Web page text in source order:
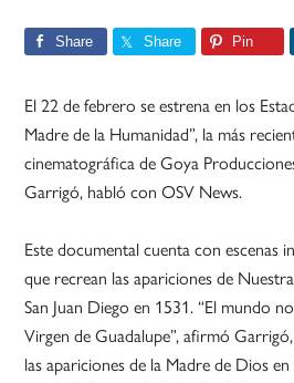
Share Share Pin
El 22 de febrero se estrena en los
Madre de la Humanidad”, la más
cinematográfica de Goya
Garrigó, habló con OSV News.
Este documental cuenta con escenas
que recrean las apariciones de
San Juan Diego en 1531. “El mundo
Virgen de Guadalupe”, afirmó
las apariciones de la Madre de Dios